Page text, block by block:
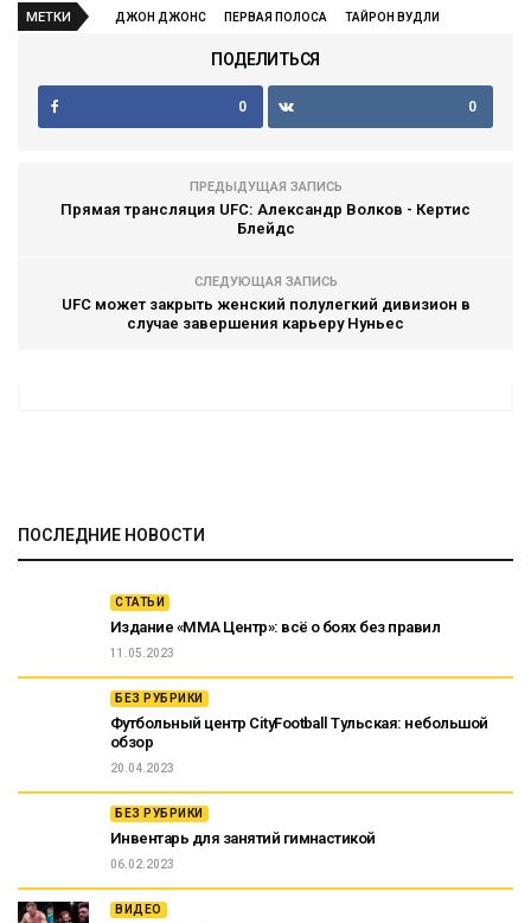
МЕТКИ ДЖОН ДЖОНС ПЕРВАЯ ПОЛОСА ТАЙРОН ВУДЛИ
ПОДЕЛИТЬСЯ
0 0
ПРЕДЫДУЩАЯ ЗАПИСЬ
Прямая трансляция UFC: Александр Волков - Кертис
Блейдс
СЛЕДУЮЩАЯ ЗАПИСЬ
UFC может закрыть женский полулегкий дивизион в
случае завершения карьеру Нуньес
ПОСЛЕДНИЕ НОВОСТИ
СТАТЬИ
Издание «ММА Центр»: всё о боях без правил
11.05.2023
БЕЗ РУБРИКИ
Футбольный центр CityFootball Тульская: небольшой
обзор
20.04.2023
БЕЗ РУБРИКИ
Инвентарь для занятий гимнастикой
06.02.2023
ВИДЕО